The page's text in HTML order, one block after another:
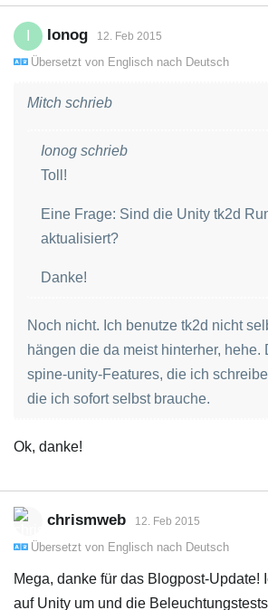
Ionog 12. Feb 2015
Übersetzt von Englisch nach Deutsch
Mitch schrieb
Ionog schrieb
Toll!
Eine Frage: Sind die Unity tk2d
aktualisiert?
Danke!
Noch nicht. Ich benutze tk2d nicht
hängen die da meist hinterher, hehe.
spine-unity-Features, die ich
die ich sofort selbst brauche.
Ok, danke!
chrismweb 12. Feb 2015
Übersetzt von Englisch nach Deutsch
Mega, danke für das Blogpost-Update!
auf Unity um und die